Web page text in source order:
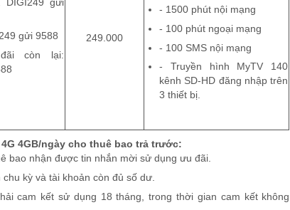
gửi
gửi 9588
còn lại:
249.000
- 1500 phút nội mạng
- 100 phút ngoại mạng
- 100 SMS nội mạng
- Truyền hình MyTV 140
kênh SD-HD đăng nhập trên
3 thiết bị.
4GB/ngày cho thuê bao trả trước:
bao nhận được tin nhắn mời sử dụng ưu đãi.
kỳ và tài khoản còn đủ số dư.
cam kết sử dụng 18 tháng, trong thời gian cam kết không